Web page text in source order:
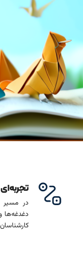
در مسیر
دغدغه‌ها